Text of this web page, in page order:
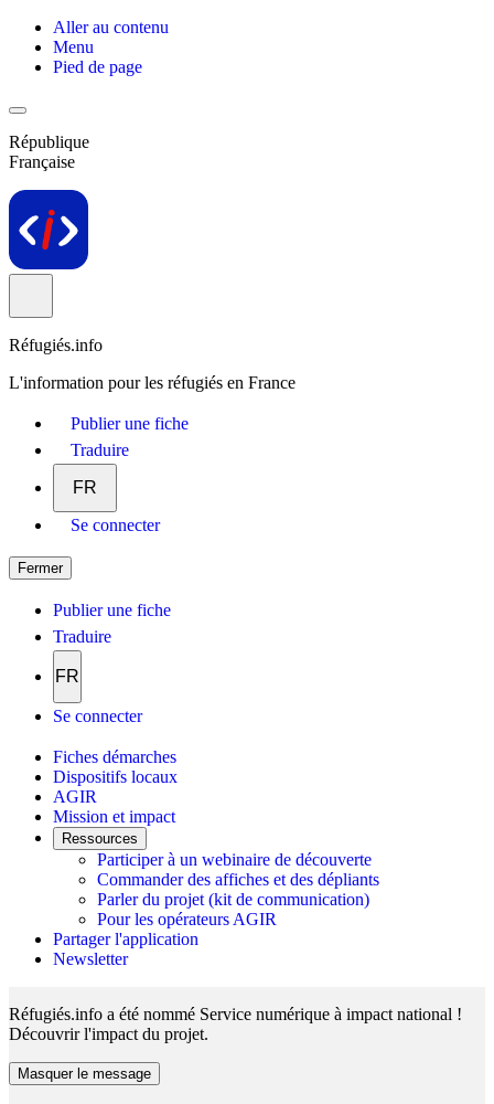
Aller au contenu
Menu
Pied de page
République
Française
Réfugiés.info
L'information pour les réfugiés en France
Publier une fiche
Traduire
FR
Se connecter
Fermer
Publier une fiche
Traduire
FR
Se connecter
Fiches démarches
Dispositifs locaux
AGIR
Mission et impact
Ressources
Participer à un webinaire de découverte
Commander des affiches et des dépliants
Parler du projet (kit de communication)
Pour les opérateurs AGIR
Partager l'application
Newsletter
Réfugiés.info a été nommé Service numérique à impact national !
Découvrir l'impact du projet.
Masquer le message